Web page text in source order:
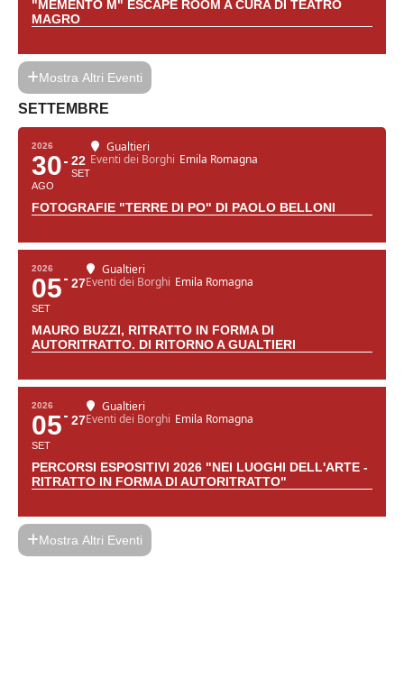
"MEMENTO M" ESCAPE ROOM A CURA DI TEATRO
MAGRO
Mostra Altri Eventi
SETTEMBRE
2026
30
AGO
22
SET
Gualtieri
Eventi dei Borghi Emila Romagna
FOTOGRAFIE "TERRE DI PO" DI PAOLO BELLONI
2026
05
SET
27
Gualtieri
Eventi dei Borghi Emila Romagna
MAURO BUZZI, RITRATTO IN FORMA DI
AUTORITRATTO. DI RITORNO A GUALTIERI
2026
05
SET
27
Gualtieri
Eventi dei Borghi Emila Romagna
PERCORSI ESPOSITIVI 2026 "NEI LUOGHI DELL'ARTE -
RITRATTO IN FORMA DI AUTORITRATTO"
Mostra Altri Eventi